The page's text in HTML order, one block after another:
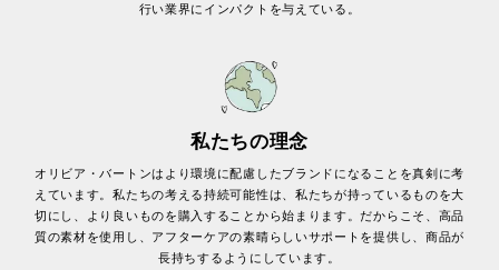
行い業界にインパクトを与えている。
私たちの理念
オリビア・バートンはより環境に配慮したブランドになることを真剣に考
えています。私たちの考える持続可能性は、私たちが持っているものを大
切にし、より良いものを購入することから始まります。だからこそ、高品
質の素材を使用し、アフターケアの素晴らしいサポートを提供し、商品が
長持ちするようにしています。